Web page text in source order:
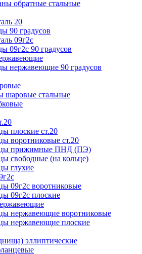
обратные стальные
20
90 градусов
09г2с
09г2с 90 градусов
нержавеющие 90 градусов
шаровые стальные
плоские ст.20
воротниковые ст.20
прижимные ПНД (ПЭ)
свободные (на кольце)
глухие
09г2с воротниковые
09г2с плоские
нержавеющие воротниковые
нержавеющие плоские
эллиптические